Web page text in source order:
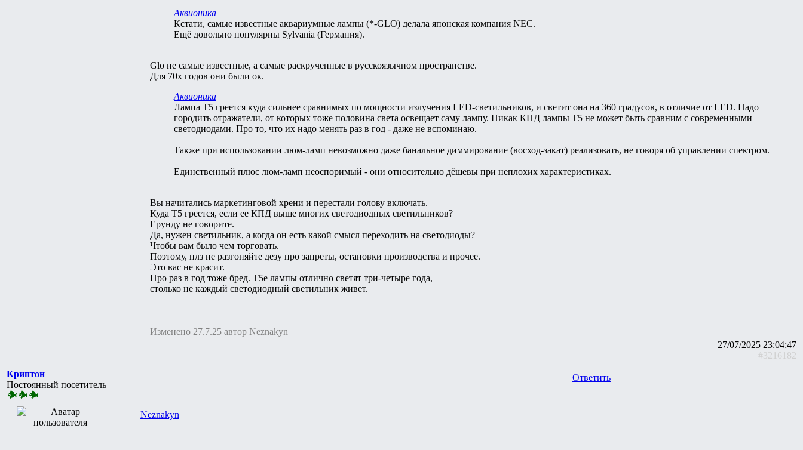
Аквионика
Кстати, самые известные аквариумные лампы (*-GLO) делала японская компания NEC.
Ещё довольно популярны Sylvania (Германия).
Glo не самые известные, а самые раскрученные в русскоязычном пространстве.
Для 70х годов они были ок.
Аквионика
Лампа Т5 греется куда сильнее сравнимых по мощности излучения LED-светильников, и светит она на 360 градусов, в отличие от LED. Надо
городить отражатели, от которых тоже половина света освещает саму лампу. Никак КПД лампы Т5 не может быть сравним с современными
светодиодами. Про то, что их надо менять раз в год - даже не вспоминаю.
Также при использовании люм-ламп невозможно даже банальное диммирование (восход-закат) реализовать, не говоря об управлении спектром.
Единственный плюс люм-ламп неоспоримый - они относительно дёшевы при неплохих характеристиках.
Вы начитались маркетинговой хрени и перестали голову включать.
Куда T5 греется, если ее КПД выше многих светодиодных светильников?
Ерунду не говорите.
Да, нужен светильник, а когда он есть какой смысл переходить на светодиоды?
Чтобы вам было чем торговать.
Поэтому, плз не разгоняйте дезу про запреты, остановки производства и прочее.
Это вас не красит.
Про раз в год тоже бред. Т5е лампы отлично светят три-четыре года,
столько не каждый светодиодный светильник живет.
Изменено 27.7.25 автор Neznakyn
27/07/2025 23:04:47
#3216182
Криптон
Постоянный посетитель
Ответить
Neznakyn